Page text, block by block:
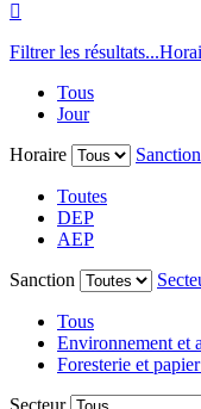

Filtrer les résultats...
Tous
Jour
Horaire
Sanction
Toutes
DEP
AEP
Sanction
Tous
Environnement et
Foresterie et
Secteur